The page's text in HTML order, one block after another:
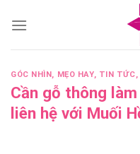
GÓC NHÌN, MẸO HAY, TIN TỨC,
Cần gỗ thông
liên hệ với Muối